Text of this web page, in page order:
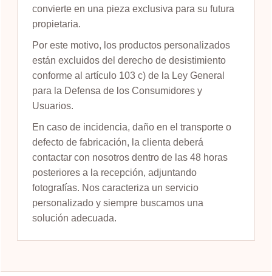
convierte en una pieza exclusiva para su futura
propietaria.
Por este motivo, los productos personalizados
están excluidos del derecho de desistimiento
conforme al artículo 103 c) de la Ley General
para la Defensa de los Consumidores y
Usuarios.
En caso de incidencia, daño en el transporte o
defecto de fabricación, la clienta deberá
contactar con nosotros dentro de las 48 horas
posteriores a la recepción, adjuntando
fotografías. Nos caracteriza un servicio
personalizado y siempre buscamos una
solución adecuada.